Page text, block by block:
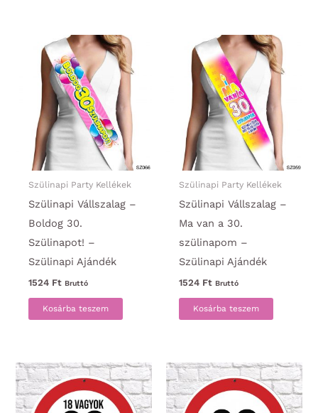
Szülinapi Party Kellékek
Szülinapi Vállszalag –
Boldog 30.
Szülinapot! –
Szülinapi Ajándék
1524 Ft Bruttó
Kosárba teszem
Szülinapi Party Kellékek
Szülinapi Vállszalag –
Ma van a 30.
szülinapom –
Szülinapi Ajándék
1524 Ft Bruttó
Kosárba teszem